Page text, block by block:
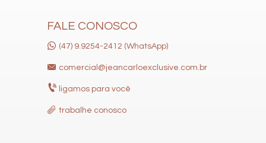
FALE CONOSCO
(47) 9.9254-2412 (WhatsApp)
comercial@jeancarloexclusive.com.br
ligamos para você
trabalhe conosco